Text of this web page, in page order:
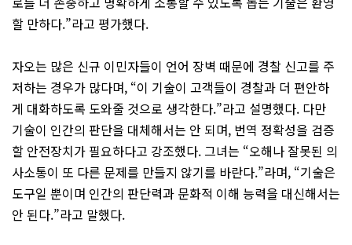
할 만하다.”라고 평가했다.
자오는 많은 신규 이민자들이 언어 장벽 때문에 경찰 신고를 주
저하는 경우가 많다며, “이 기술이 고객들이 경찰과 더 편안하
게 대화하도록 도와줄 것으로 생각한다.”라고 설명했다. 다만
기술이 인간의 판단을 대체해서는 안 되며, 번역 정확성을 검증
할 안전장치가 필요하다고 강조했다. 그녀는 “오해나 잘못된 의
사소통이 또 다른 문제를 만들지 않기를 바란다.”라며, “기술은
도구일 뿐이며 인간의 판단력과 문화적 이해 능력을 대신해서는
안 된다.”라고 말했다.